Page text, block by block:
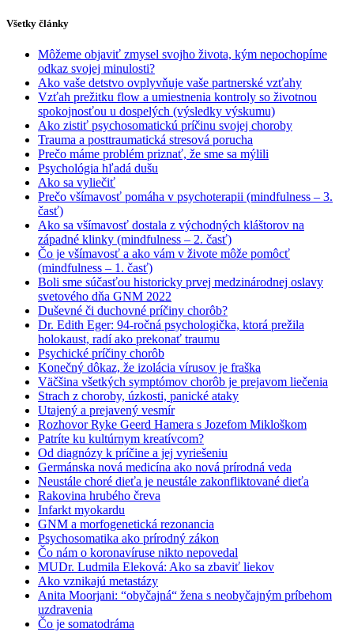
Všetky články
Môžeme objaviť zmysel svojho života, kým nepochopíme
odkaz svojej minulosti?
Ako vaše detstvo ovplyvňuje vaše partnerské vzťahy
Vzťah prežitku flow a umiestnenia kontroly so životnou
spokojnosťou u dospelých (výsledky výskumu)
Ako zistiť psychosomatickú príčinu svojej choroby
Trauma a posttraumatická stresová porucha
Prečo máme problém priznať, že sme sa mýlili
Psychológia hľadá dušu
Ako sa vyliečiť
Prečo všímavosť pomáha v psychoterapii (mindfulness – 3.
časť)
Ako sa všímavosť dostala z východných kláštorov na
západné klinky (mindfulness – 2. časť)
Čo je všímavosť a ako vám v živote môže pomôcť
(mindfulness – 1. časť)
Boli sme súčasťou historicky prvej medzinárodnej oslavy
svetového dňa GNM 2022
Duševné či duchovné príčiny chorôb?
Dr. Edith Eger: 94-ročná psychologička, ktorá prežila
holokaust, radí ako prekonať traumu
Psychické príčiny chorôb
Konečný dôkaz, že izolácia vírusov je fraška
Väčšina všetkých symptómov chorôb je prejavom liečenia
Strach z choroby, úzkosti, panické ataky
Utajený a prejavený vesmír
Rozhovor Ryke Geerd Hamera s Jozefom Mikloškom
Patríte ku kultúrnym kreatívcom?
Od diagnózy k príčine a jej vyriešeniu
Germánska nová medicína ako nová prírodná veda
Neustále choré dieťa je neustále zakonfliktované dieťa
Rakovina hrubého čreva
Infarkt myokardu
GNM a morfogenetická rezonancia
Psychosomatika ako prírodný zákon
Čo nám o koronavíruse nikto nepovedal
MUDr. Ludmila Eleková: Ako sa zbaviť liekov
Ako vznikajú metastázy
Anita Moorjani: “obyčajná“ žena s neobyčajným príbehom
uzdravenia
Čo je somatodráma